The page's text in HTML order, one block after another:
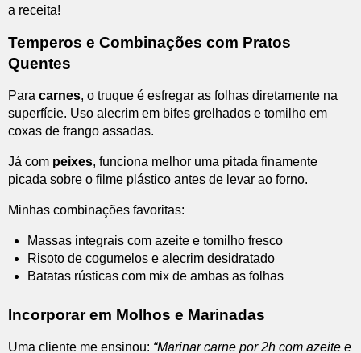
a receita!
Temperos e Combinações com Pratos
Quentes
Para carnes, o truque é esfregar as folhas diretamente na
superfície. Uso alecrim em bifes grelhados e tomilho em
coxas de frango assadas.
Já com peixes, funciona melhor uma pitada finamente
picada sobre o filme plástico antes de levar ao forno.
Minhas combinações favoritas:
Massas integrais com azeite e tomilho fresco
Risoto de cogumelos e alecrim desidratado
Batatas rústicas com mix de ambas as folhas
Incorporar em Molhos e Marinadas
Uma cliente me ensinou: “Marinar carne por 2h com azeite e